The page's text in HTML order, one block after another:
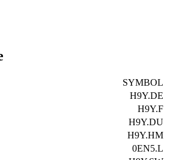
SYMBOL
H9Y.DE
H9Y.F
H9Y.DU
H9Y.HM
0EN5.L